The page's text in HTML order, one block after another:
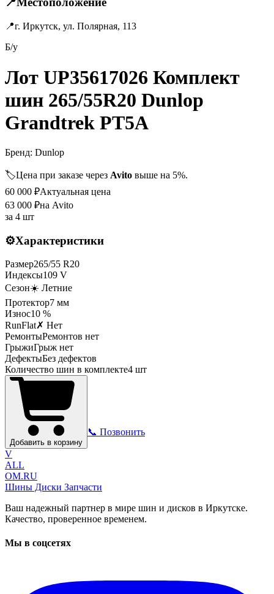
📍г. Иркутск, ул. Полярная, 113
Б/у
Лот UP35617026 Комплект
шин 265/55R20 Dunlop
Grandtrek PT5A
Бренд: Dunlop
🏷️Цена при заказе через Avito выше на 5%.
60 000 ₽Актуальная цена
63 000 ₽на Avito
за 4 шт
⚙️Характеристики
Размер265/55 R20
Индексы109 V
Сезон☀️ Летние
Протектор7 мм
Износ10 %
RunFlat✗ Нет
РемонтыРемонтов нет
ГрыжиГрыж нет
ДефектыБез дефектов
Количество шин в комплекте4 шт
Добавить в корзину
📞 Позвонить
V
ALL
OM.RU
Шины Диски Запчасти
Ваш надежный партнер в мире шин и дисков в Иркутске.
Качество, проверенное временем.
Мы в соцсетях